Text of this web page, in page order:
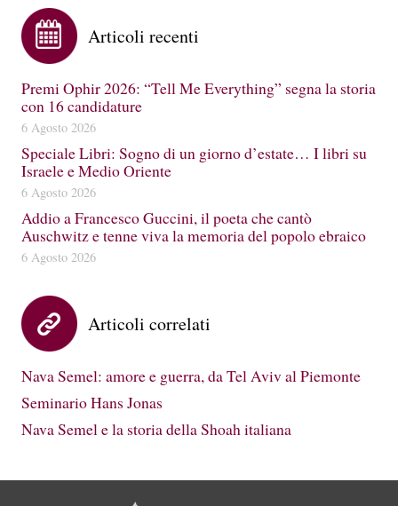
Articoli recenti
Premi Ophir 2026: “Tell Me Everything” segna la storia
con 16 candidature
6 Agosto 2026
Speciale Libri: Sogno di un giorno d’estate… I libri su
Israele e Medio Oriente
6 Agosto 2026
Addio a Francesco Guccini, il poeta che cantò
Auschwitz e tenne viva la memoria del popolo ebraico
6 Agosto 2026
Articoli correlati
Nava Semel: amore e guerra, da Tel Aviv al Piemonte
Seminario Hans Jonas
Nava Semel e la storia della Shoah italiana